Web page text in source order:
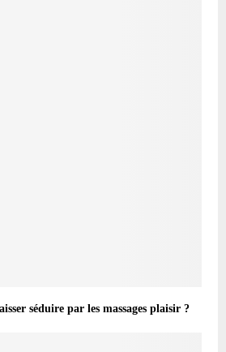
séduire par les massages plaisir ?